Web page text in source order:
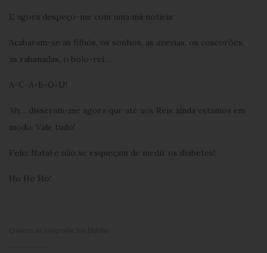
E agora despeço-me com uma má notícia:
Acabaram-se as filhós, os sonhos, as azevias, os coscorões,
as rabanadas, o bolo-rei…
A-C-A-B-O-U!
Ah… disseram-me agora que até aos Reis ainda estamos em
modo: Vale tudo!
Feliz Natal e não se esqueçam de medir os diabetes!
Ho Ho Ho!